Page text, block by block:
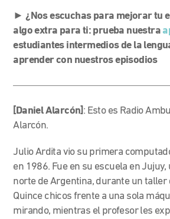
► ¿Nos escuchas para mejorar tu
algo extra para ti: prueba nuestra
estudiantes intermedios de la
aprender con nuestros episodios
[Daniel Alarcón] : Esto es Radio
Alarcón.
Julio Ardita vio su primera
en 1986. Fue en su escuela en
norte de Argentina, durante un taller
Quince chicos frente a una sola
mirando, mientras el profesor les